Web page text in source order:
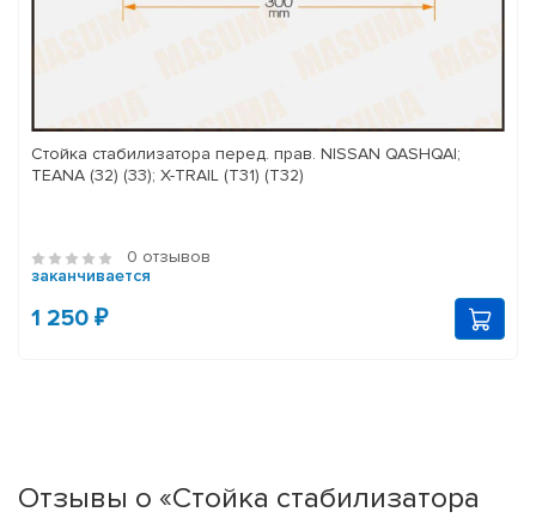
Стойка стабилизатора перед. прав. NISSAN QASHQAI;
TEANA (32) (33); X-TRAIL (T31) (T32)
0 отзывов
заканчивается
1 250 ₽
Отзывы о «Стойка стабилизатора